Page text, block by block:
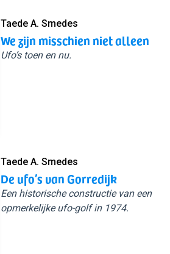
Taede A. Smedes
We zijn misschien niet alleen
Ufo’s toen en nu.
Taede A. Smedes
De ufo’s van Gorredijk
Een historische constructie van een
opmerkelijke ufo-golf in 1974.